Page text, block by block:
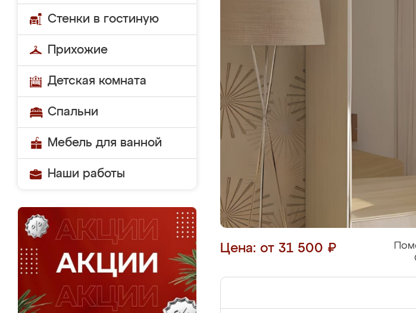
Стенки в гостиную
Прихожие
Детская комната
Спальни
Мебель для ванной
Наши работы
Цена: от 31 500 ₽